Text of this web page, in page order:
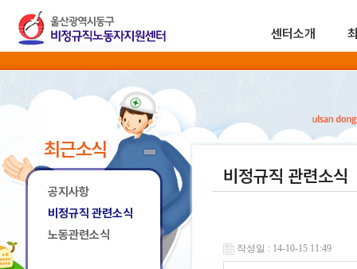
센터소개
최근소식
공지사항
비정규직 관련소식
노동관련소식
비정규직 관련소식
작성일 : 14-10-15 11:49